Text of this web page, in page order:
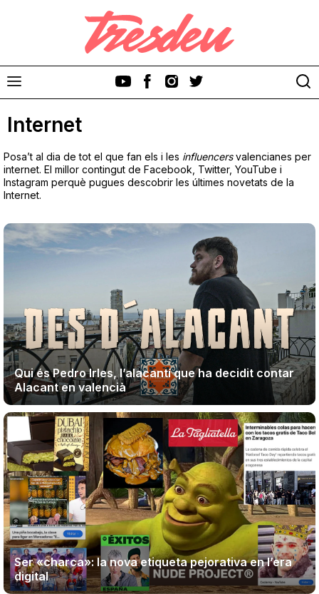
Videoclips
Cinema i Televisió
Festivals
Teatre
Internet
Opinió
Llibres
La Llista
Llocs
Internet
Posa’t al dia de tot el que fan els i les influencersvalencianes per
internet. El millor contingut de Facebook, Twitter, YouTube i
Instagram perquè pugues descobrir les últimes novetats de la
Internet.
Qui és Pedro Irles, l’alacantí que ha decidit contar
Alacant en valencià
Ser «charca»: la nova etiqueta pejorativa en l’era
digital